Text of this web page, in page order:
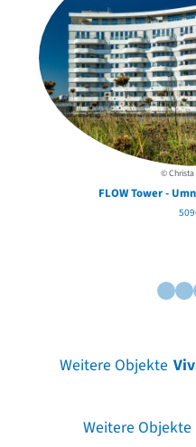
©
FLOW Tower -
Weitere Objekte
Weitere Objekte